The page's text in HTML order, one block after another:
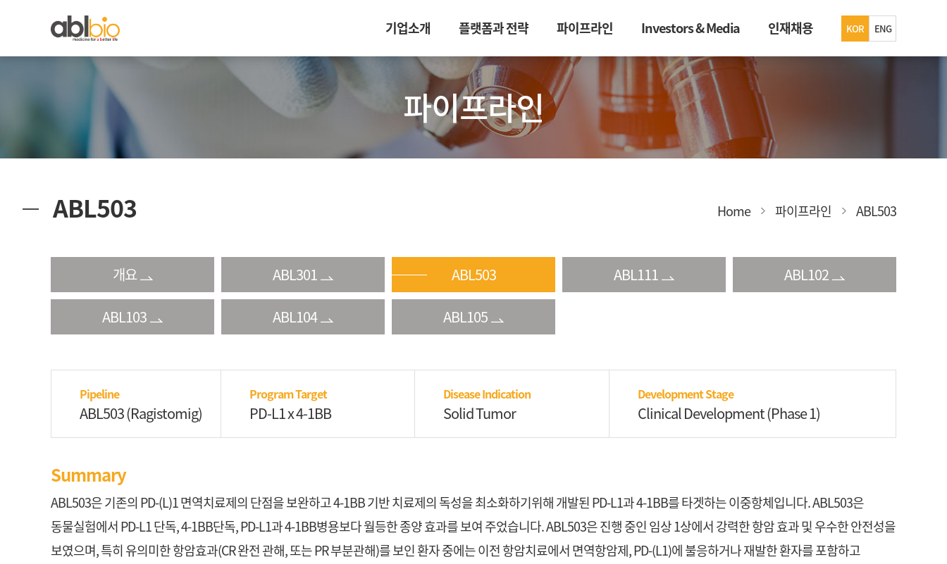
기업소개 플랫폼과 전략 파이프라인 Investors & Media 인재채용 KOR ENG
파이프라인
ABL503 Home 파이프라인 ABL503
개요 ABL301 ABL503 ABL111 ABL102
ABL103 ABL104 ABL105
Pipeline
ABL503 (Ragistomig)
Program Target
PD-L1 x 4-1BB
Disease Indication
Solid Tumor
Development Stage
Clinical Development(Phase 1)
Summary
ABL503은 기존의 PD-(L)1 면역치료제의 단점을 보완하고 4-1BB 기반 치료제의 독성을 최소화하기위해 개발된 PD-L1과 4-1BB를 타겟하는 이중항체입니다. ABL503은
동물실험에서 PD-L1 단독, 4-1BB단독, PD-L1과 4-1BB병용보다 월등한 종양 효과를 보여 주었습니다. ABL503은 진행 중인 임상 1상에서 강력한 항암 효과 및 우수한 안전성을
보였으며, 특히 유의미한 항암효과(CR 완전 관해, 또는 PR 부분관해)를 보인 환자 중에는 이전 항암치료에서 면역항암제, PD-(L1)에 불응하거나 재발한 환자를 포함하고